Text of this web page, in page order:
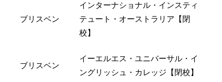
ブリスベン
インターナショナル・インスティ
テュート・オーストラリア【閉
校】
ブリスベン
イーエルエス・ユニバーサル・イ
ングリッシュ・カレッジ【閉校】